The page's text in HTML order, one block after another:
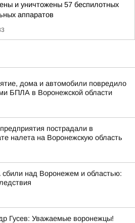
и уничтожены 57 беспилотных
аппаратов
дома и автомобили повредило
БПЛА в Воронежской области
пострадали в
налета на Воронежскую область
над Воронежем и областью:
Гусев: Уважаемые воронежцы!